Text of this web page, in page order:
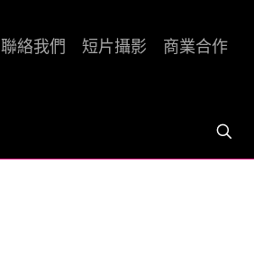
聯絡我們 短片攝影 商業合作